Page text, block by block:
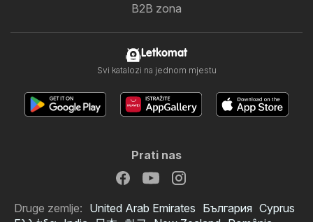
B2B zona
Letkomat
Svi katalozi na jednom mjestu
Prati nas
Druge zemlje: United Arab Emirates България Cyprus